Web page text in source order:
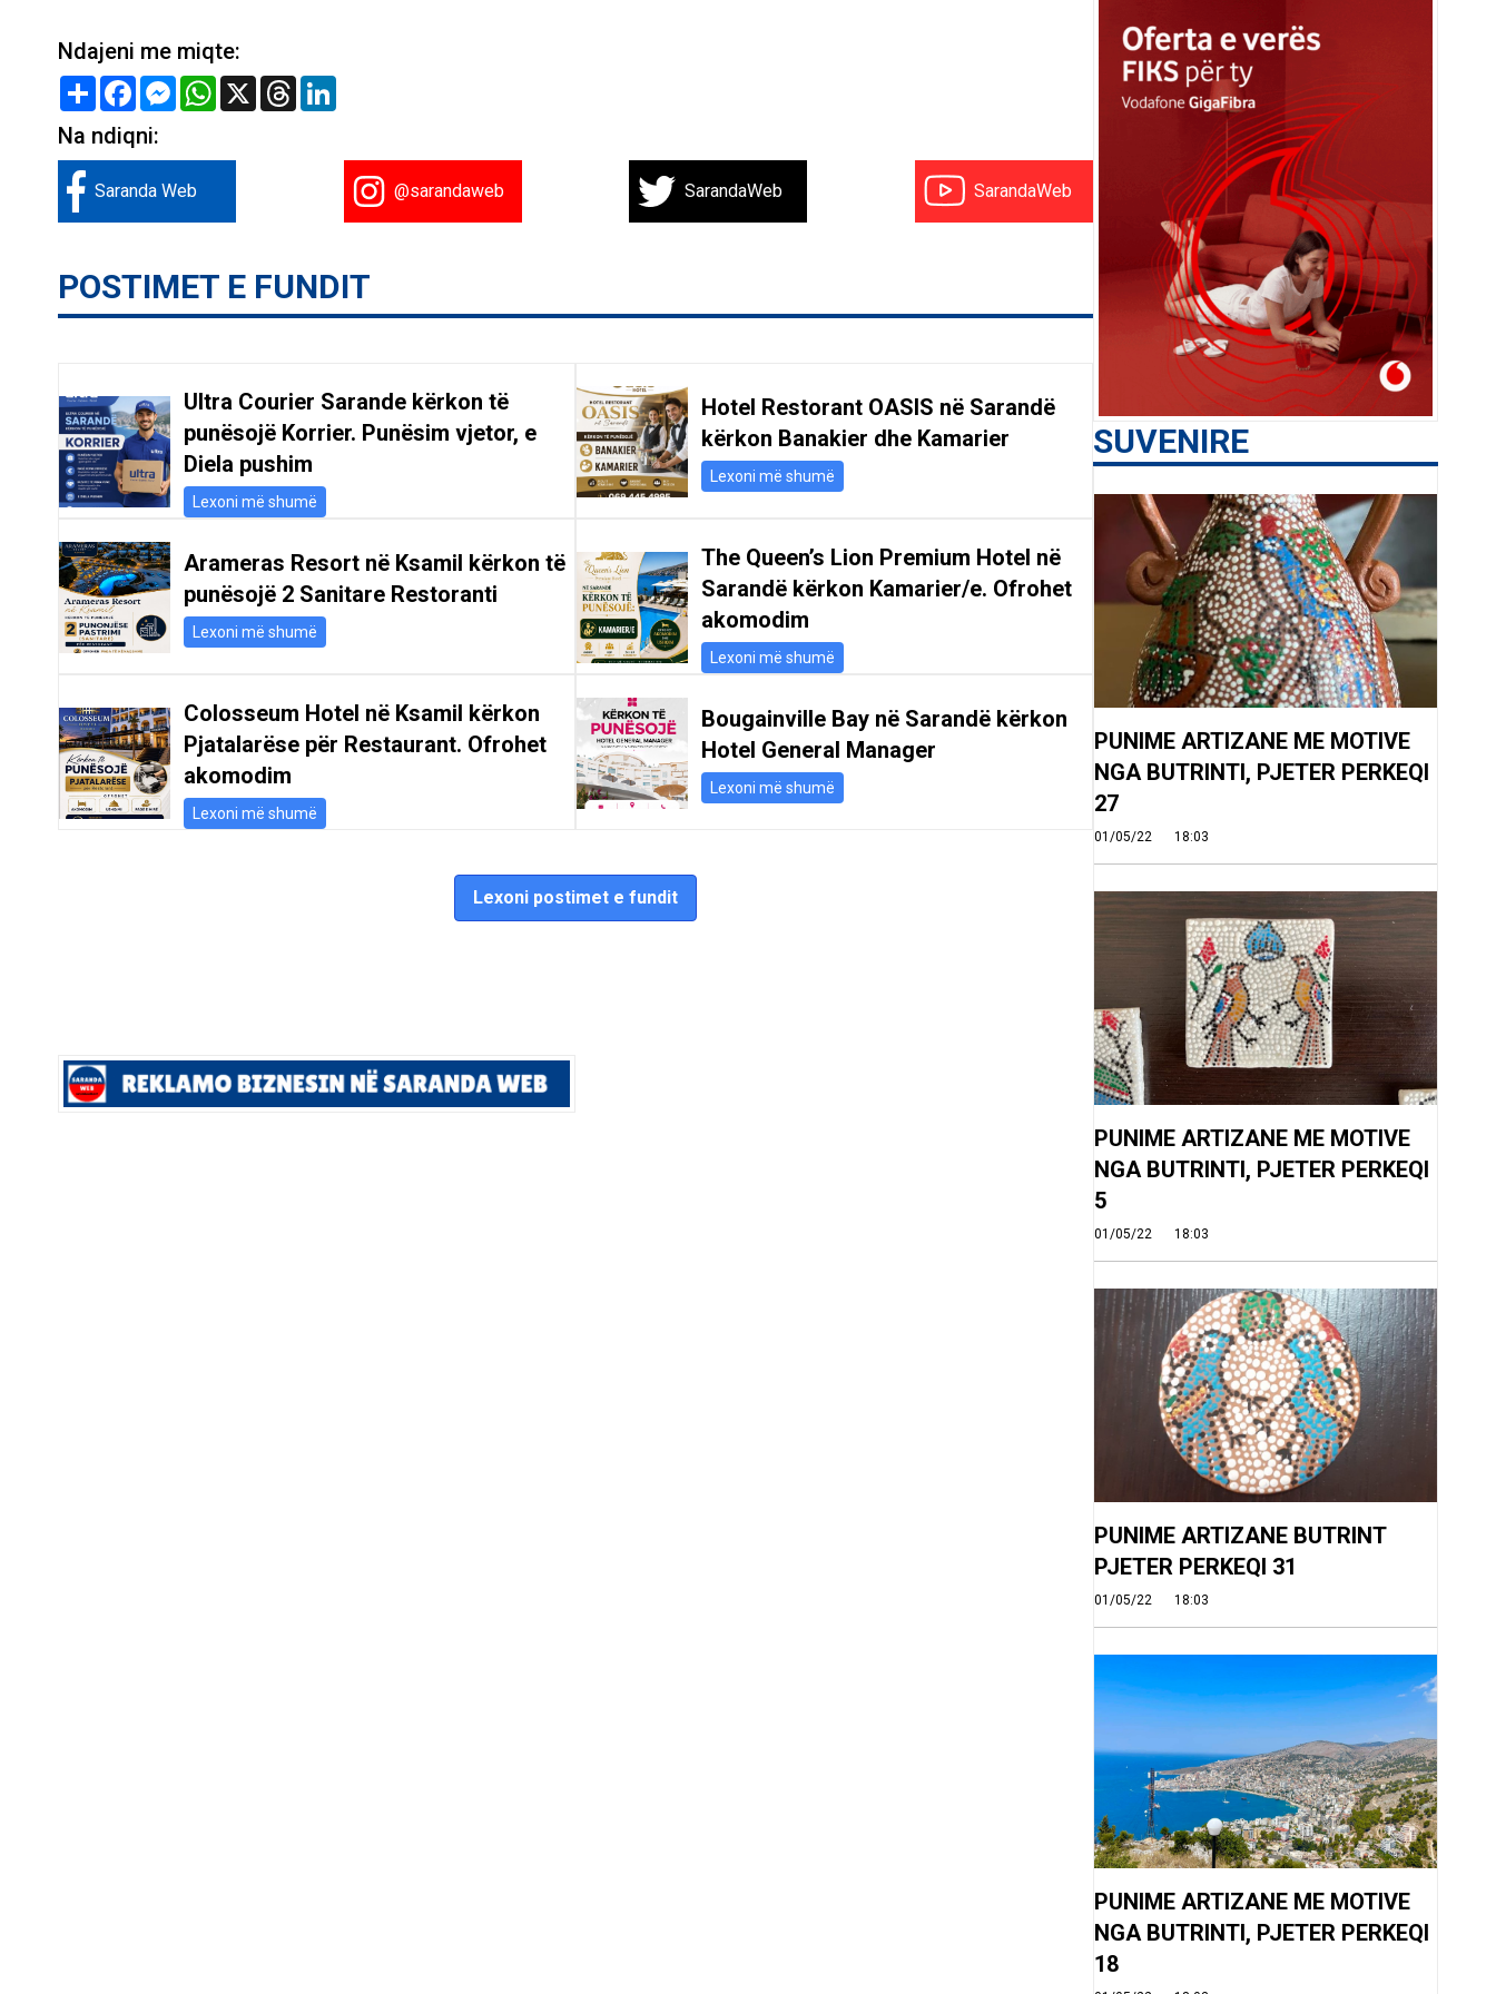
Ndajeni me miqte:
Share FacebookMessenger
WhatsApp
X Threads
Na ndiqni:
Saranda Web @sarandaweb SarandaWeb SarandaWeb
POSTIMET E FUNDIT
Ultra Courier Sarande kërkon të
punësojë Korrier. Punësim vjetor, e
Diela pushim
Lexoni më shumë
Hotel Restorant OASIS në Sarandë
kërkon Banakier dhe Kamarier
Lexoni më shumë
Arameras Resort në Ksamil kërkon të
punësojë 2 Sanitare Restoranti
Lexoni më shumë
The Queen’s Lion Premium Hotel në
Sarandë kërkon Kamarier/e. Ofrohet
akomodim
Lexoni më shumë
Colosseum Hotel në Ksamil kërkon
Pjatalarëse për Restaurant. Ofrohet
akomodim
Lexoni më shumë
Bougainville Bay në Sarandë kërkon
Hotel General Manager
Lexoni më shumë
Lexoni postimet e fundit
SUVENIRE
PUNIME ARTIZANE ME MOTIVE
NGA BUTRINTI, PJETER PERKEQI
27
01/05/22 18:03
PUNIME ARTIZANE ME MOTIVE
NGA BUTRINTI, PJETER PERKEQI
5
01/05/22 18:03
PUNIME ARTIZANE BUTRINT
PJETER PERKEQI 31
01/05/22 18:03
PUNIME ARTIZANE ME MOTIVE
NGA BUTRINTI, PJETER PERKEQI
18